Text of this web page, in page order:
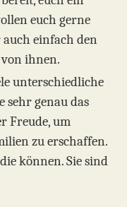
euch gerne
einfach den
ihnen.
unterschiedliche
sehr genau das
Freude, um
zu erschaffen.
können. Sie sind